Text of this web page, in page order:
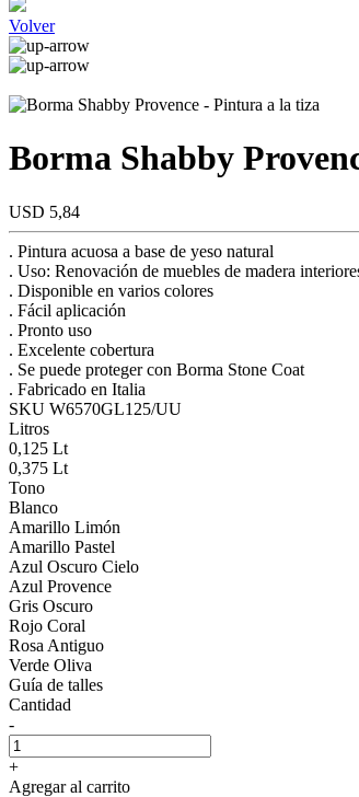
Volver
Borma Shabby
USD 5,84
. Pintura acuosa a base de yeso natural
. Uso: Renovación de muebles de madera
. Disponible en varios colores
. Fácil aplicación
. Pronto uso
. Excelente cobertura
. Se puede proteger con Borma Stone Coat
. Fabricado en Italia
SKU W6570GL125/UU
Litros
0,125 Lt
0,375 Lt
Tono
Blanco
Amarillo Limón
Amarillo Pastel
Azul Oscuro Cielo
Azul Provence
Gris Oscuro
Rojo Coral
Rosa Antiguo
Verde Oliva
Guía de talles
Cantidad
-
+
Agregar al carrito